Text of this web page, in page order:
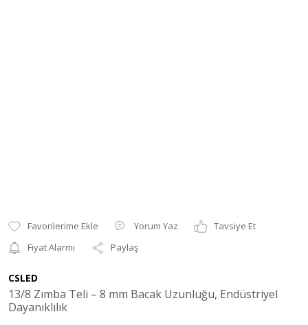
Yorum Yaz
Tavsiye Et
Fiyat Alarmı
Paylaş
CSLED
13/8 Zımba Teli – 8 mm Bacak Uzunluğu, Endüstriyel
Dayanıklılık